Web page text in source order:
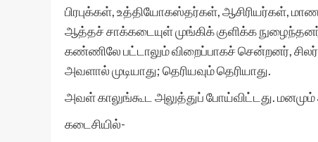
பிரபுக்கள், உத்தியோகஸ்தர்கள், ஆசிரியர்கள்,
ஆத்தச் சாக்கடையுள் முங்கிக் குளிக்க
கண்ணிலே பட்டாலும் விறைப்பாகச் சென்றனர்,
அவளால் முடியாது; தெரியவும் தெரியாது.
அவள் காலுங்கூட அலுத்துப் போய்விட்டது.
கடைசியில்-